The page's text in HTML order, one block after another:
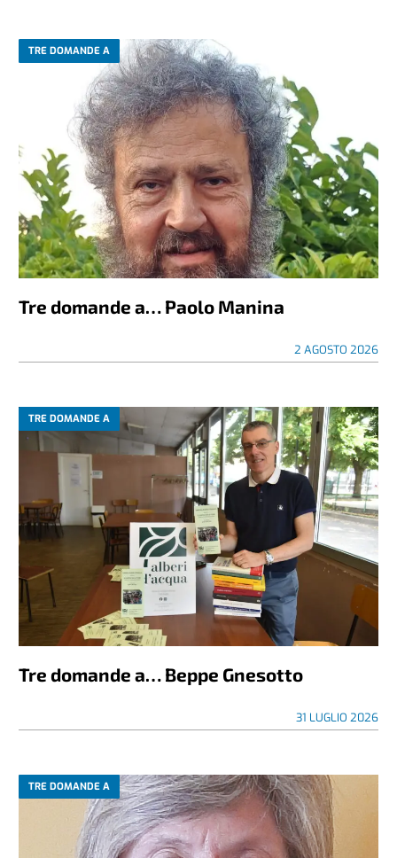
TRE DOMANDE A
Tre domande a… Paolo Manina
2 AGOSTO 2026
TRE DOMANDE A
Tre domande a… Beppe Gnesotto
31 LUGLIO 2026
TRE DOMANDE A